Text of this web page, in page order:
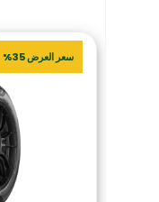
سعر العرض 35%